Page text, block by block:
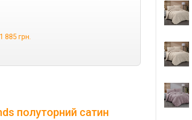
1 885 грн.
полуторний сатин